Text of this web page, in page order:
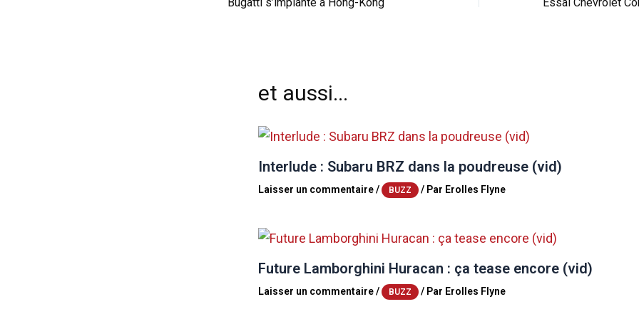
et aussi...
Interlude : Subaru BRZ dans la poudreuse (vid)
Laisser un commentaire/ BUZZ / Par Erolles Flyne
Future Lamborghini Huracan : ça tease encore (vid)
Laisser un commentaire/ BUZZ / Par Erolles Flyne